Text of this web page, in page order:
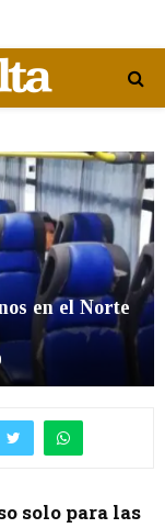
en el Norte
solo para las